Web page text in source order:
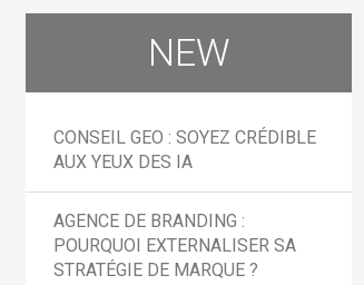
NEW
CONSEIL GEO : SOYEZ CRÉDIBLE
AUX YEUX DES IA
AGENCE DE BRANDING :
POURQUOI EXTERNALISER SA
STRATÉGIE DE MARQUE ?